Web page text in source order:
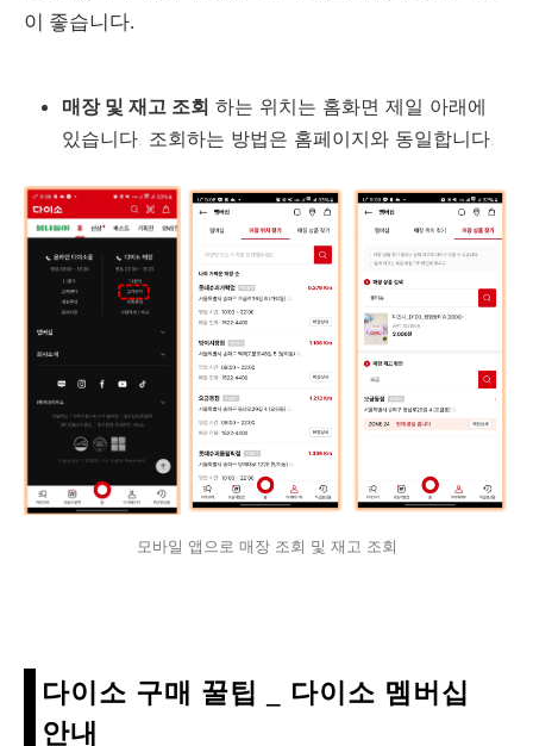
이 좋습니다.
매장 및 재고 조회 하는 위치는 홈화면 제일 아래에
있습니다. 조회하는 방법은 홈페이지와 동일합니다.
모바일 앱으로 매장 조회 및 재고 조회
다이소 구매 꿀팁 _ 다이소 멤버십
안내